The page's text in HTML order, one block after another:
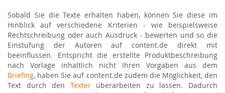
Sobald Sie die Texte erhalten haben, können Sie diese im
Hinblick auf verschiedene Kriterien - wie beispielsweise
Rechtschreibung oder auch Ausdruck - bewerten und so die
Einstufung der Autoren auf content.de direkt mit
beeinflussen. Entspricht die erstellte Produktbeschreibung
nach Vorlage inhaltlich nicht Ihren Vorgaben aus dem
Briefing, haben Sie auf content.de zudem die Möglichkeit, den
Text durch den Texterüberarbeiten zu lassen. Dadurch